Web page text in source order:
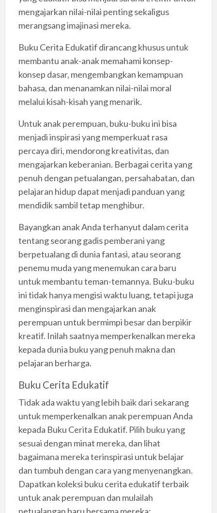
mengajarkan nilai-nilai penting sekaligus
merangsang imajinasi mereka.
Buku Cerita Edukatif dirancang khusus untuk
membantu anak-anak memahami konsep-
konsep dasar, mengembangkan kemampuan
bahasa, dan menanamkan nilai-nilai moral
melalui kisah-kisah yang menarik.
Untuk anak perempuan, buku-buku ini bisa
menjadi inspirasi yang memperkuat rasa
percaya diri, mendorong kreativitas, dan
mengajarkan keberanian. Berbagai cerita yang
penuh dengan petualangan, persahabatan, dan
pelajaran hidup dapat menjadi panduan yang
mendidik sambil tetap menghibur.
Bayangkan anak Anda terhanyut dalam cerita
tentang seorang gadis pemberani yang
berpetualang di dunia fantasi, atau seorang
penemu muda yang menemukan cara baru
untuk membantu teman-temannya. Buku-buku
ini tidak hanya mengisi waktu luang, tetapi juga
menginspirasi dan mengajarkan anak
perempuan untuk bermimpi besar dan berpikir
kreatif. Inilah saatnya memperkenalkan mereka
kepada dunia buku yang penuh makna dan
pelajaran berharga.
Buku Cerita Edukatif
Tidak ada waktu yang lebih baik dari sekarang
untuk memperkenalkan anak perempuan Anda
kepada Buku Cerita Edukatif. Pilih buku yang
sesuai dengan minat mereka, dan lihat
bagaimana mereka terinspirasi untuk belajar
dan tumbuh dengan cara yang menyenangkan.
Dapatkan koleksi buku cerita edukatif terbaik
untuk anak perempuan dan mulailah